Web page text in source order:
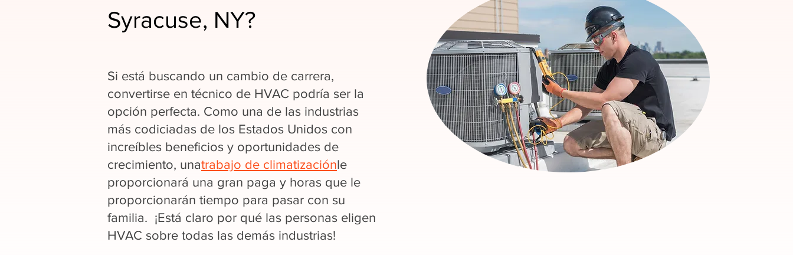
Syracuse, NY?
Si está buscando un cambio de carrera,
convertirse en técnico de HVAC podría ser la
opción perfecta. Como una de las industrias
más codiciadas de los Estados Unidos con
increíbles beneficios y oportunidades de
crecimiento, unatrabajo de climatizaciónle
proporcionará una gran paga y horas que le
proporcionarán tiempo para pasar con su
familia. ¡Está claro por qué las personas eligen
HVAC sobre todas las demás industrias!